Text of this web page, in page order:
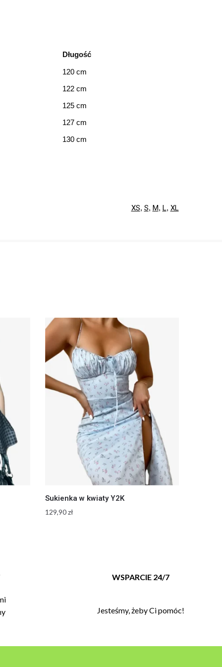
Długość
120 cm
122 cm
125 cm
127 cm
130 cm
XS, S, M, L, XL
Sukienka w kwiaty Y2K
129,90zł
WSPARCIE 24/7
Jesteśmy, żeby Ci pomóc!